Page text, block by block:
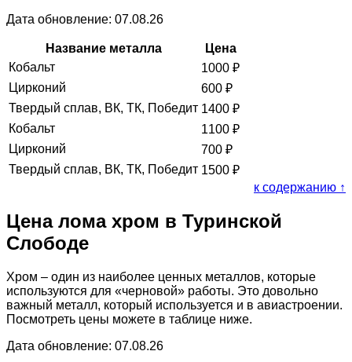
Дата обновление: 07.08.26
Название металла
Цена
Кобальт
1000 ₽
Цирконий
600 ₽
Твердый сплав, ВК, ТК, Победит 1400 ₽
Кобальт
1100 ₽
Цирконий
700 ₽
Твердый сплав, ВК, ТК, Победит 1500 ₽
к содержанию ↑
Цена лома хром в Туринской
Слободе
Хром – один из наиболее ценных металлов, которые
используются для «черновой» работы. Это довольно
важный металл, который используется и в авиастроении.
Посмотреть цены можете в таблице ниже.
Дата обновление: 07.08.26